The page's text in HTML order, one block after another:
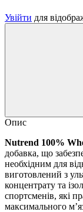
Увійти для
Опис
Nutrend 100%
добавка, що
необхідним для
виготовлений з
концентрату та
спортсменів, які
максимального